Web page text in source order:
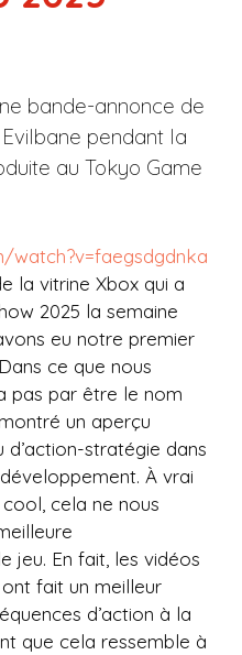
bande-annonce de
pendant la
au Tokyo Game
watch?v=faegsdgdnka
la vitrine Xbox qui a
2025 la semaine
eu notre premier
ce que nous
pas par être le nom
un aperçu
stratégie dans
À vrai
cool, cela ne nous
jeu. En fait, les vidéos
fait un meilleur
d’action à la
que cela ressemble à